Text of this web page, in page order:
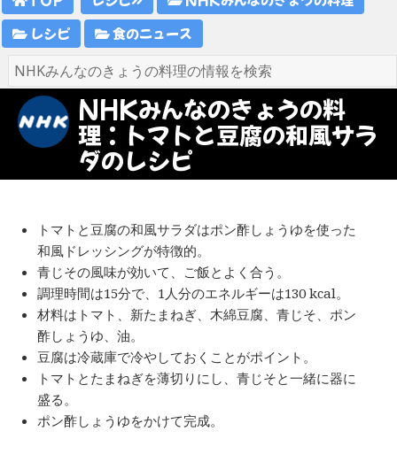
レシピ
食のニュース
NHKみんなのきょうの料
理：トマトと豆腐の和風サラ
ダのレシピ
トマトと豆腐の和風サラダはポン酢しょうゆを使った
和風ドレッシングが特徴的。
青じその風味が効いて、ご飯とよく合う。
調理時間は15分で、1人分のエネルギーは130 kcal。
材料はトマト、新たまねぎ、木綿豆腐、青じそ、ポン
酢しょうゆ、油。
豆腐は冷蔵庫で冷やしておくことがポイント。
トマトとたまねぎを薄切りにし、青じそと一緒に器に
盛る。
ポン酢しょうゆをかけて完成。